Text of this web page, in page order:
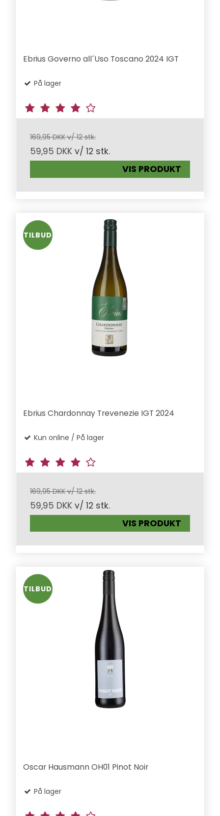
Ebrius Governo all´Uso Toscano 2024 IGT
På lager
169,95 DKK v/ 12 stk.
59,95 DKK v/ 12 stk.
VIS PRODUKT
TILBUD
Ebrius Chardonnay Trevenezie IGT 2024
Kun online / På lager
169,95 DKK v/ 12 stk.
59,95 DKK v/ 12 stk.
VIS PRODUKT
TILBUD
Oscar Hausmann OH01 Pinot Noir
På lager